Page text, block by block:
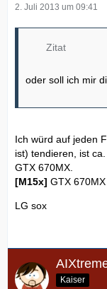
2. Juli 2013 um 09:41
Zitat
oder soll ich mir
Ich würd auf jeden
ist) tendieren, ist
GTX 670MX.
[M15x] GTX
LG sox
Kaiser